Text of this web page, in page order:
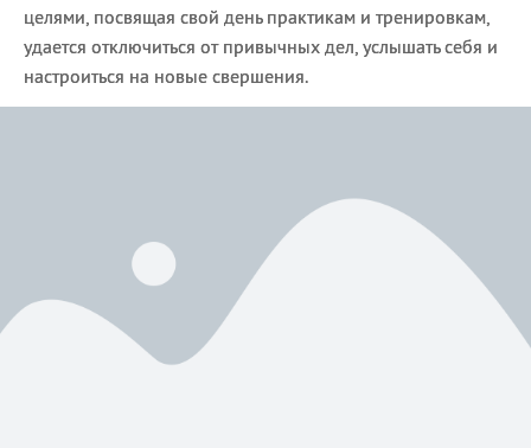
целями, посвящая свой день практикам и тренировкам,
удается отключиться от привычных дел, услышать себя и
настроиться на новые свершения.